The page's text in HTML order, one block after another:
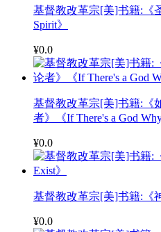
基督教改革宗[美]书籍:《
Spirit》
¥0.0
基督教改革宗[美]书籍:《
者》《If There's a God
¥0.0
基督教改革宗[美]书籍:《
¥0.0